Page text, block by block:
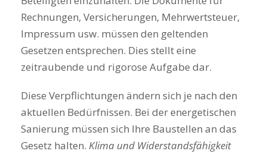
Rechnungen, Versicherungen, Mehrwertsteuer,
Impressum usw. müssen den geltenden
Gesetzen entsprechen. Dies stellt eine
zeitraubende und rigorose Aufgabe dar.
Diese Verpflichtungen ändern sich je nach den
aktuellen Bedürfnissen. Bei der energetischen
Sanierung müssen sich Ihre Baustellen an das
Gesetz halten. Klima und Widerstandsfähigkeit